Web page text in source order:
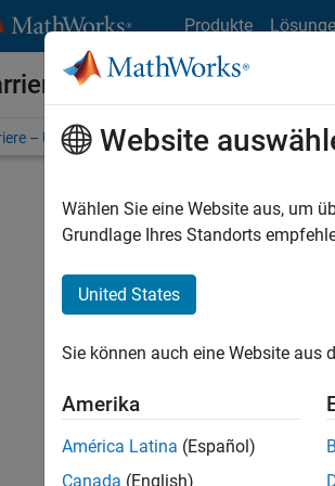
Produkte
bei MathWorks
– Übersicht Stellensuche
FILTER:
Stellen
Es
Region
Website
Wählen Sie eine Website aus, um
Grundlage Ihres Standorts
United States
Sie können auch eine Website aus
Amerika
América Latina (Español)
Canada (English)